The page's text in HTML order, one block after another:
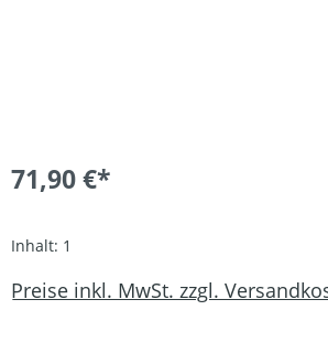
71,90 €*
Inhalt: 1
Preise inkl. MwSt. zzgl.